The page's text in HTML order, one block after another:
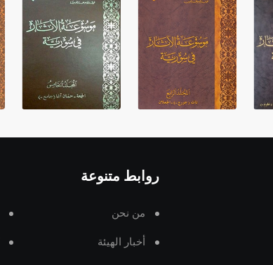
روابط متنوعة
من نحن
أخبار الهيئة